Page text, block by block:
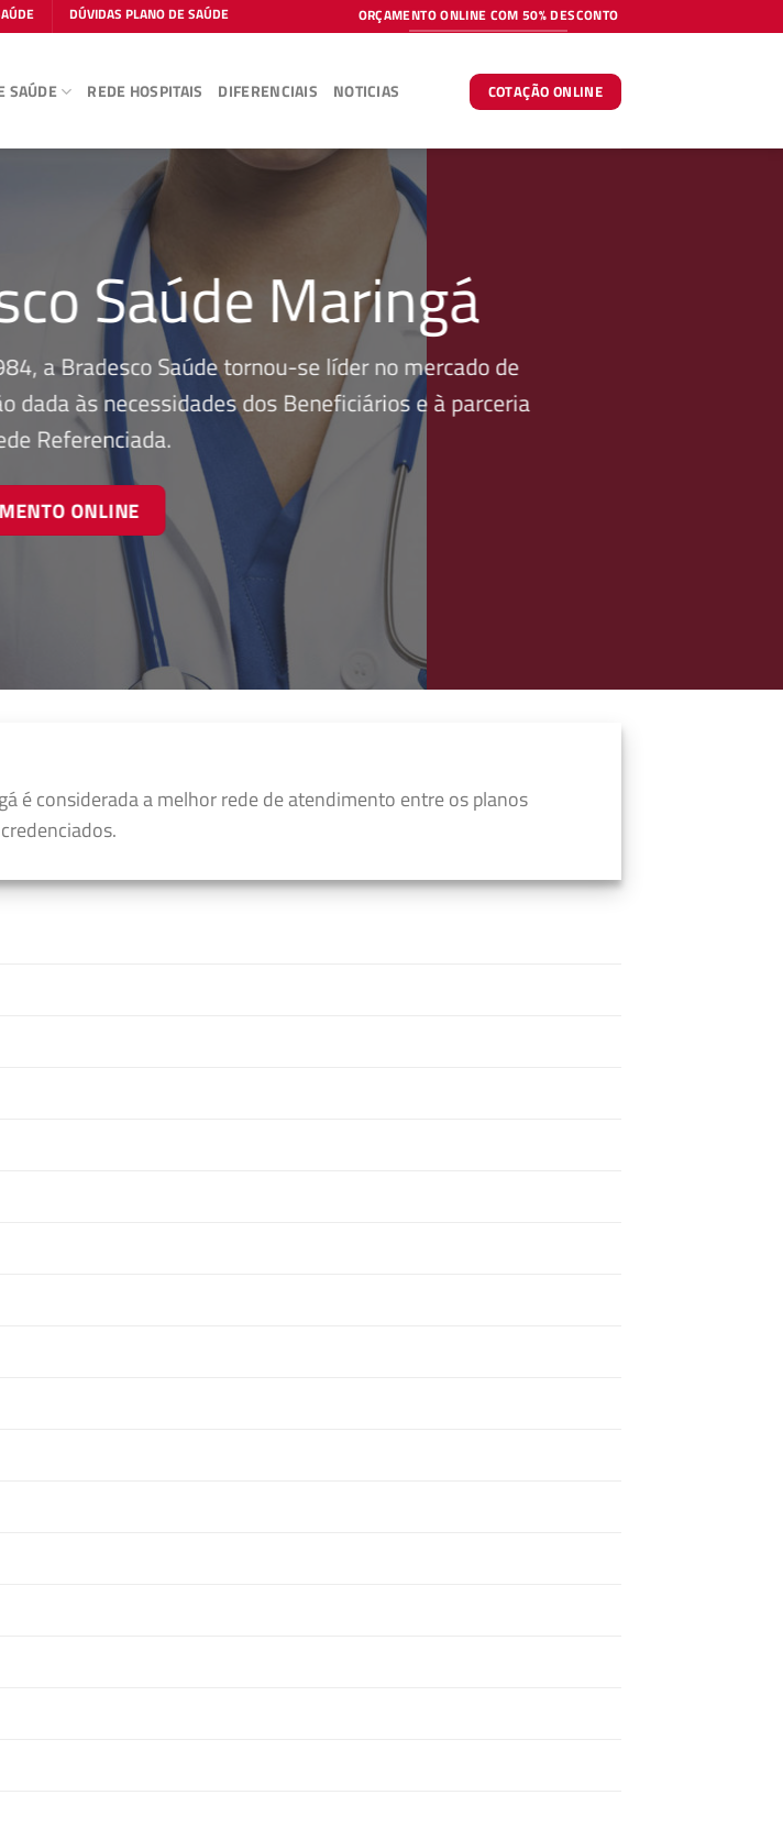
DÚVIDAS PLANO DE SAÚDE ORÇAMENTO ONLINE COM 50% DESCONTO
SAÚDE REDE HOSPITAIS DIFERENCIAIS NOTICIAS COTAÇÃO ONLINE
Saúde Maringá
a Bradesco Saúde tornou-se líder no mercado de
dada às necessidades dos Beneficiários e à parceria
Referenciada.
ONLINE
é considerada a melhor rede de atendimento entre os planos